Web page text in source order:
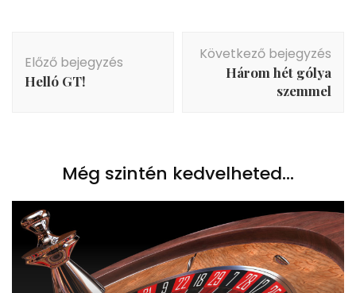
navigáció
Előző bejegyzés
Helló GT!
Következő bejegyzés
Három hét gólya
szemmel
Még szintén kedvelheted...